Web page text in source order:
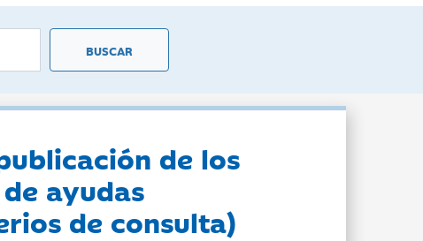
de los
ayudas
de consulta)